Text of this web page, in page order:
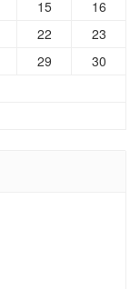
15
16
22
23
29
30